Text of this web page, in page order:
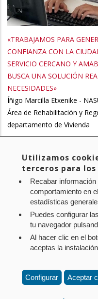
«TRABAJAMOS PARA
CONFIANZA CON LA
SERVICIO CERCANO Y
BUSCA UNA SOLUCIÓN
NECESIDADES»
Íñigo Marcilla Etxenike -
Área de Rehabilitación y
departamento de Vivienda
Paginación
Página
actual
Page
2 Page
3 Page
4
Aviso legal Política de
Contacto: Paseo de
Pamplona (Navarra) Tel.:
Utilizamos
terceros para
Recabar
comportamiento en
estadísticas
Puedes configurar
tu navegador
Al hacer clic en el
aceptas la
Configurar Aceptar